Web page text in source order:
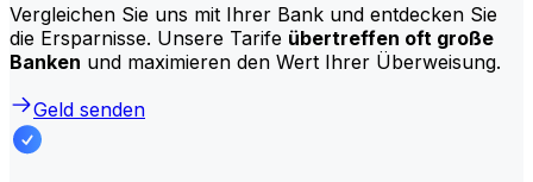
Vergleichen Sie uns mit Ihrer Bank und entdecken Sie
die Ersparnisse. Unsere Tarife übertreffen oft große
Banken und maximieren den Wert Ihrer Überweisung.
Geld senden